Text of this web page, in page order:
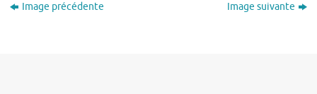
Image précédente Image suivante